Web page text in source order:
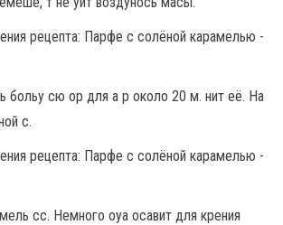
больу сю ор для а р около 20 м. нит её. На
с.
сс. Немного оуа осавит для крения